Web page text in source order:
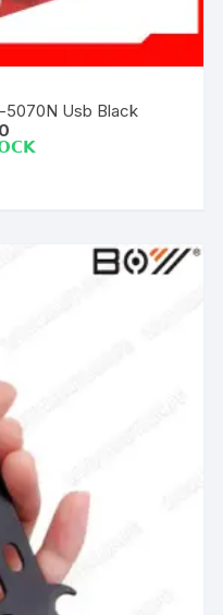
5070N Usb Black